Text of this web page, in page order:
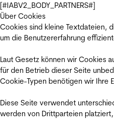
[#IABV2_BODY_PARTNERS#]
Über Cookies
Cookies sind kleine Textdateien,
um die Benutzererfahrung
Laut Gesetz können wir Cookies
für den Betrieb dieser Seite
Cookie-Typen benötigen wir Ihre
Diese Seite verwendet
werden von Drittparteien